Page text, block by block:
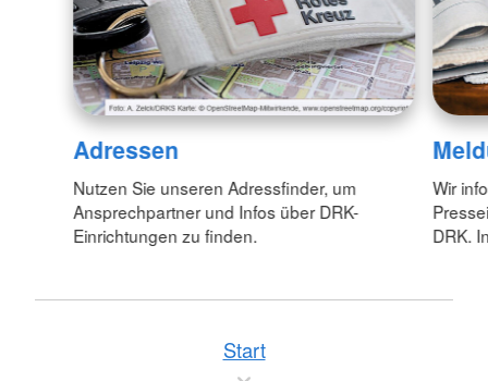
Adressen
Nutzen Sie unseren Adressfinder, um
Ansprechpartner und Infos über DRK-
Einrichtungen zu finden.
Wir
DRK.
Start